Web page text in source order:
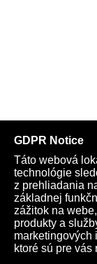
Telegram
Obchod
Všeobecné